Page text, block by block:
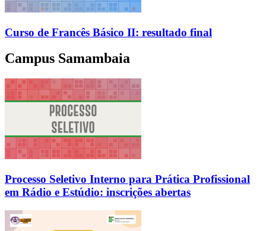
Curso de Francês Básico II: resultado final
Campus Samambaia
Processo Seletivo Interno para Prática Profissional
em Rádio e Estúdio: inscrições abertas